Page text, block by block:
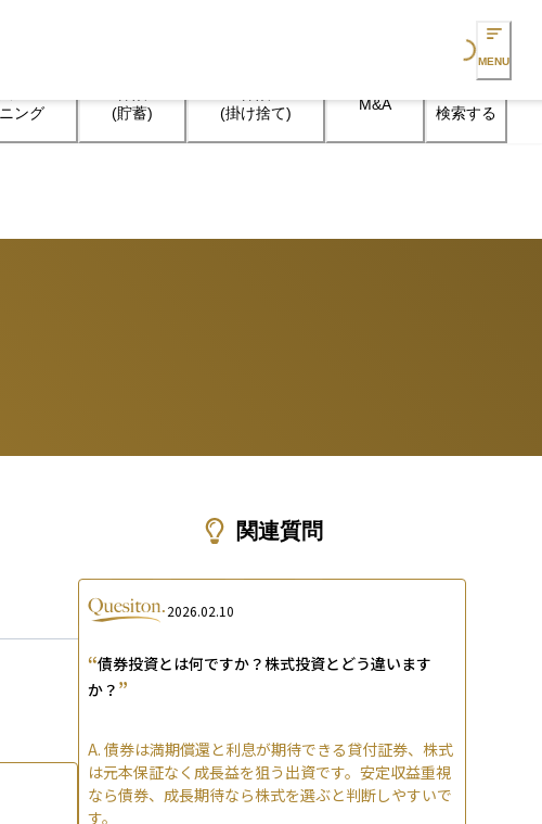
Loading...MENU
ング
(貯蓄)
(掛け捨て)
M&A 検索する
関連質問
2026.02.10
“債券投資とは何ですか？株式投資とどう違います
か？ ”
A. 債券は満期償還と利息が期待できる貸付証券、株式
は元本保証なく成長益を狙う出資です。安定収益重視
なら債券、成長期待なら株式を選ぶと判断しやすいで
す。